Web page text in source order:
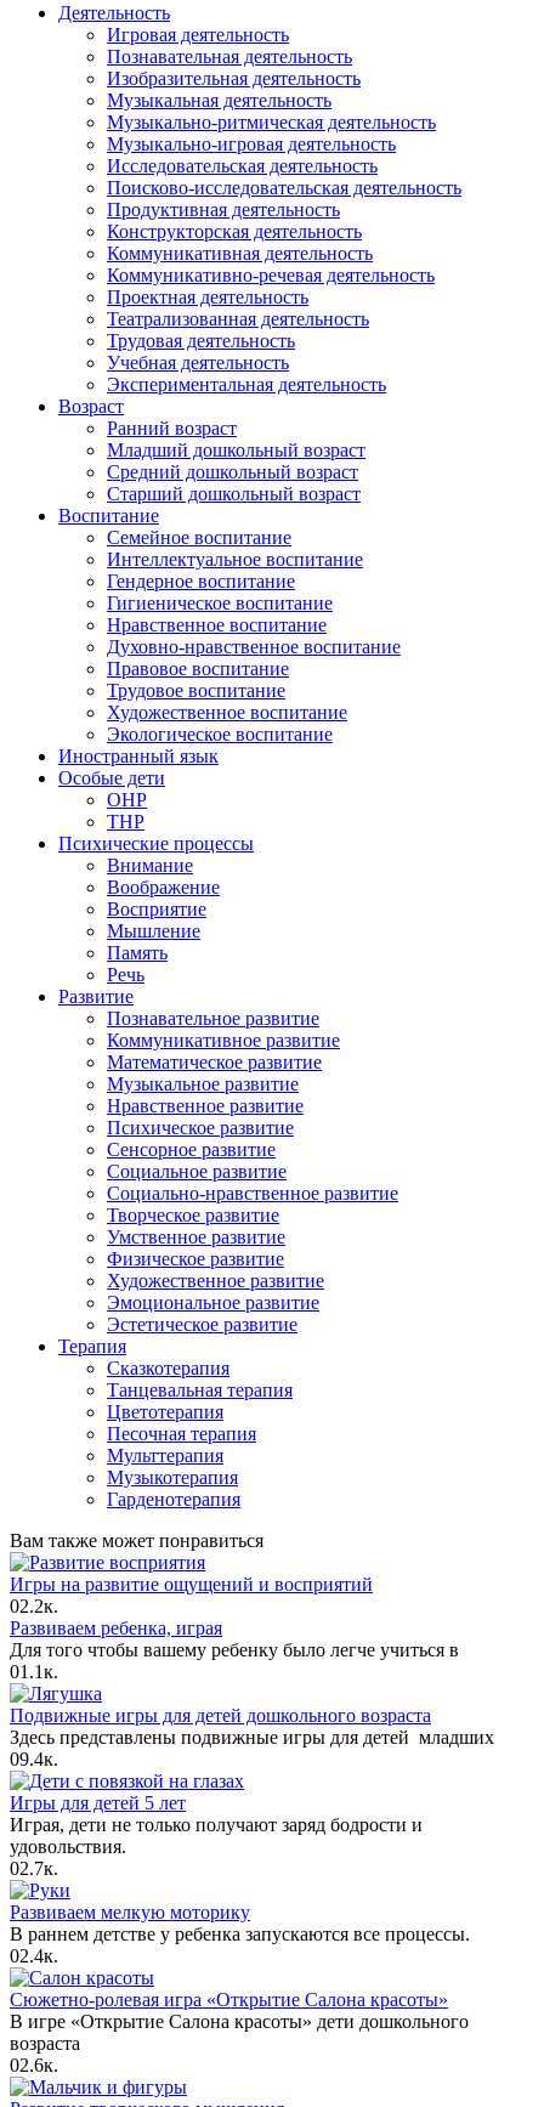
Деятельность
Игровая деятельность
Познавательная деятельность
Изобразительная деятельность
Музыкальная деятельность
Музыкально-ритмическая деятельность
Музыкально-игровая деятельность
Исследовательская деятельность
Поисково-исследовательская деятельность
Продуктивная деятельность
Конструкторская деятельность
Коммуникативная деятельность
Коммуникативно-речевая деятельность
Проектная деятельность
Театрализованная деятельность
Трудовая деятельность
Учебная деятельность
Экспериментальная деятельность
Возраст
Ранний возраст
Младший дошкольный возраст
Средний дошкольный возраст
Старший дошкольный возраст
Воспитание
Семейное воспитание
Интеллектуальное воспитание
Гендерное воспитание
Гигиеническое воспитание
Нравственное воспитание
Духовно-нравственное воспитание
Правовое воспитание
Трудовое воспитание
Художественное воспитание
Экологическое воспитание
Иностранный язык
Особые дети
ОНР
ТНР
Психические процессы
Внимание
Воображение
Восприятие
Мышление
Память
Речь
Развитие
Познавательное развитие
Коммуникативное развитие
Математическое развитие
Музыкальное развитие
Нравственное развитие
Психическое развитие
Сенсорное развитие
Социальное развитие
Социально-нравственное развитие
Творческое развитие
Умственное развитие
Физическое развитие
Художественное развитие
Эмоциональное развитие
Эстетическое развитие
Терапия
Сказкотерапия
Танцевальная терапия
Цветотерапия
Песочная терапия
Мульттерапия
Музыкотерапия
Гарденотерапия
Вам также может понравиться
Игры на развитие ощущений и восприятий
02.2к.
Развиваем ребенка, играя
Для того чтобы вашему ребенку было легче учиться в
01.1к.
Подвижные игры для детей дошкольного возраста
Здесь представлены подвижные игры для детей младших
09.4к.
Игры для детей 5 лет
Играя, дети не только получают заряд бодрости и
удовольствия.
02.7к.
Развиваем мелкую моторику
В раннем детстве у ребенка запускаются все процессы.
02.4к.
Сюжетно-ролевая игра «Открытие Салона красоты»
В игре «Открытие Салона красоты» дети дошкольного
возраста
02.6к.